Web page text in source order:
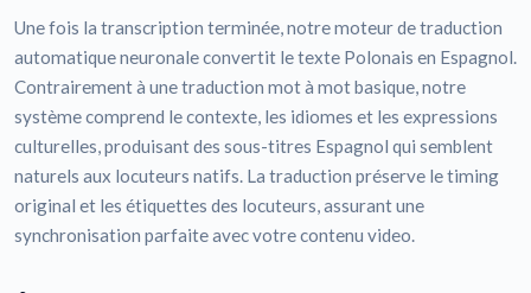
Une fois la transcription terminée, notre moteur de traduction
automatique neuronale convertit le texte Polonais en Espagnol.
Contrairement à une traduction mot à mot basique, notre
système comprend le contexte, les idiomes et les expressions
culturelles, produisant des sous-titres Espagnol qui semblent
naturels aux locuteurs natifs. La traduction préserve le timing
original et les étiquettes des locuteurs, assurant une
synchronisation parfaite avec votre contenu video.